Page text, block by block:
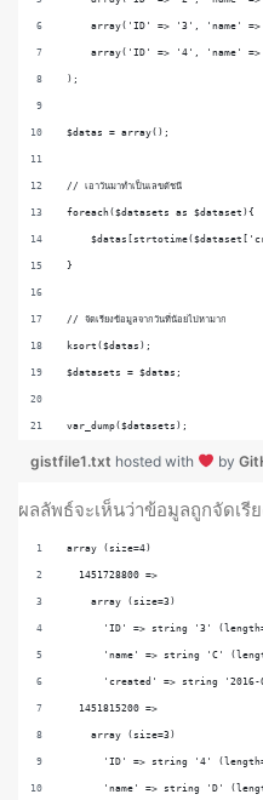
array('ID' => '3', 'name'
array('ID' => '4', 'name'
);
$datas = array();
// เอาวันมาทำเป็นเลขดัชนี
foreach($datasets as $dataset){
}
// จัดเรียงข้อมูลจากวันที่น้อยไปหามาก
ksort($datas);
$datasets = $datas;
var_dump($datasets);
gistfile1.txt hosted with by
ผลลัพธ์จะเห็นว่าข้อมูลถูกจัดเรี
array (size=4)
  1451728800 =>
    array (size=3)
'ID' => string '3'
'name' => string 'C'
'created' => string
  1451815200 =>
    array (size=3)
'ID' => string '4'
'name' => string 'D'